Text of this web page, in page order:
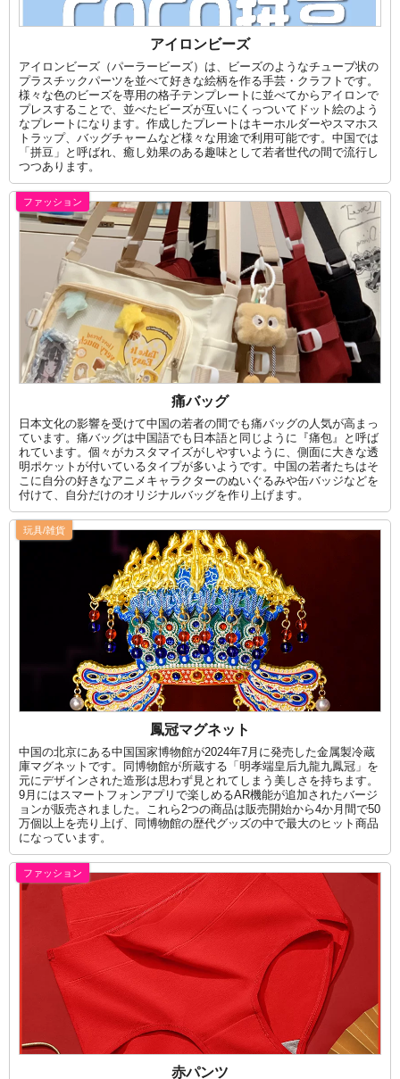
アイロンビーズ
アイロンビーズ（パーラービーズ）は、ビーズのようなチューブ状の
プラスチックパーツを並べて好きな絵柄を作る手芸・クラフトです。
様々な色のビーズを専用の格子テンプレートに並べてからアイロンで
プレスすることで、並べたビーズが互いにくっついてドット絵のよう
なプレートになります。作成したプレートはキーホルダーやスマホス
トラップ、バッグチャームなど様々な用途で利用可能です。中国では
「拼豆」と呼ばれ、癒し効果のある趣味として若者世代の間で流行し
つつあります。
ファッション
痛バッグ
日本文化の影響を受けて中国の若者の間でも痛バッグの人気が高まっ
ています。痛バッグは中国語でも日本語と同じように『痛包』と呼ば
れています。個々がカスタマイズがしやすいように、側面に大きな透
明ポケットが付いているタイプが多いようです。中国の若者たちはそ
こに自分の好きなアニメキャラクターのぬいぐるみや缶バッジなどを
付けて、自分だけのオリジナルバッグを作り上げます。
玩具/雑貨
鳳冠マグネット
中国の北京にある中国国家博物館が2024年7月に発売した金属製冷蔵
庫マグネットです。同博物館が所蔵する「明孝端皇后九龍九鳳冠」を
元にデザインされた造形は思わず見とれてしまう美しさを持ちます。
9月にはスマートフォンアプリで楽しめるAR機能が追加されたバージ
ョンが販売されました。これら2つの商品は販売開始から4か月間で50
万個以上を売り上げ、同博物館の歴代グッズの中で最大のヒット商品
になっています。
ファッション
赤パンツ